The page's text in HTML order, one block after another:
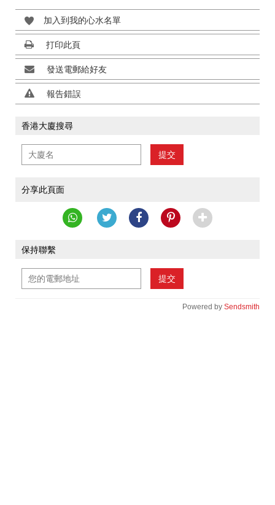
加入到我的心水名單
打印此頁
發送電郵給好友
報告錯誤
香港大廈搜尋
提交
分享此頁面
保持聯繫
提交
Powered by Sendsmith